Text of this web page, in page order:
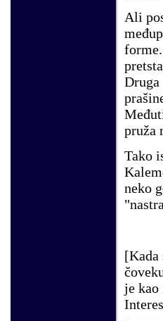
Ali
Druga
pruža
Tako
neko
[Kada
je kao